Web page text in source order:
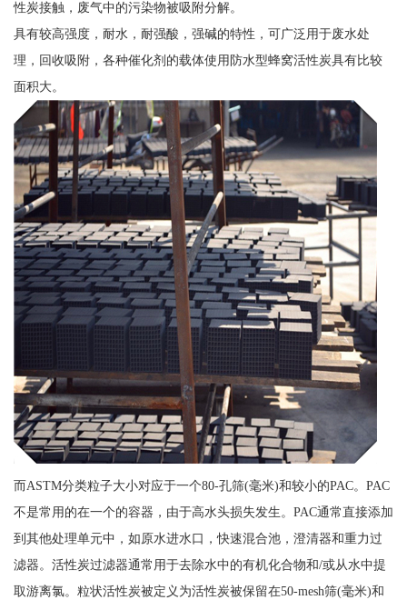
性炭接触，废气中的污染物被吸附分解。
具有较高强度，耐水，耐强酸，强碱的特性，可广泛用于废水处
理，回收吸附，各种催化剂的载体使用防水型蜂窝活性炭具有比较
面积大。
而ASTM分类粒子大小对应于一个80-孔筛(毫米)和较小的PAC。PAC
不是常用的在一个的容器，由于高水头损失发生。PAC通常直接添加
到其他处理单元中，如原水进水口，快速混合池，澄清器和重力过
滤器。活性炭过滤器通常用于去除水中的有机化合物和/或从水中提
取游离氯。粒状活性炭被定义为活性炭被保留在50-mesh筛(毫米)和